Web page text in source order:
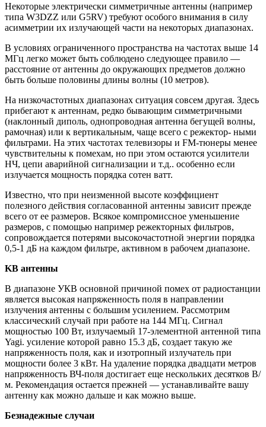
Некоторые электрически симметричные антенны (например
типа W3DZZ или G5RV) требуют особого внимания в силу
асимметрии их излучающей части на некоторых диапазонах.
В условиях ограниченного пространства на частотах выше 14
МГц легко может быть соблюдено следующее правило —
расстояние от антенны до окружающих предметов должно
быть больше половины длины волны (10 метров).
На низкочастотных диапазонах ситуация совсем другая. Здесь
прибегают к антеннам, редко бывающим симметричными
(наклонный диполь, однопроводная антенна бегущей волны,
рамочная) или к вертикальным, чаще всего с режектор- ными
фильтрами. На этих частотах телевизоры и FM-тюнеры менее
чувствительны к помехам, но при этом остаются усилители
НЧ, цепи аварийной сигнализации и т.д.. особенно если
излучается мощность порядка сотен ватт.
Известно, что при неизменной высоте коэффициент
полезного действия согласованной антенны зависит прежде
всего от ее размеров. Всякое компромиссное уменьшение
размеров, с помощью например режекторных фильтров,
сопровождается потерями высокочастотной энергии порядка
0,5-1 дБ на каждом фильтре, активном в рабочем диапазоне.
KB антенны
В диапазоне УКВ основной причиной помех от радиостанции
является высокая напряженность поля в направлении
излучения антенны с большим усилением. Рассмотрим
классический случай при работе на 144 МГц. Сигнал
мощностью 100 Вт, излучаемый 17-элементной антенной типа
Yagi. усиление которой равно 15.3 дБ, создает такую же
напряженность поля, как и изотропный излучатель при
мощности более 3 кВт. На удаление порядка двадцати метров
напряженность ВЧ-поля достигает еще нескольких десятков В/
м. Рекомендация остается прежней — устанавливайте вашу
антенну как можно дальше и как можно выше.
Безнадежные случаи